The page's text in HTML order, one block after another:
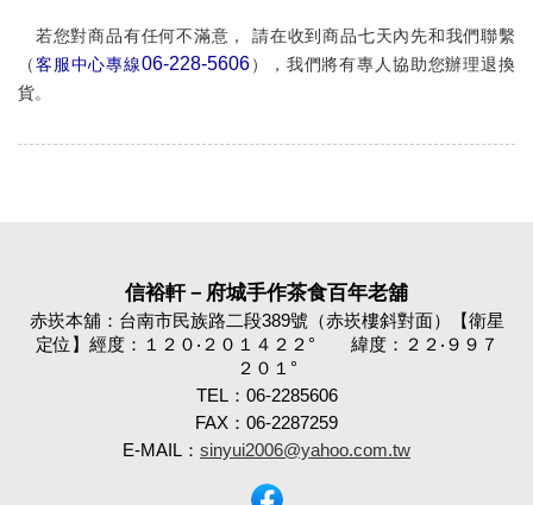
若您對商品有任何不滿意， 請在收到商品七天內先和我們聯繫
（客服中心專線06-228-5606），我們將有專人協助您辦理退換
貨。
信裕軒－府城手作茶食百年老舖
赤崁本舖：台南市民族路二段389號（赤崁樓斜對面）【衛星
定位】經度：１２０‧２０１４２２° 緯度：２２‧９９７
２０１°
TEL：06-2285606
FAX：06-2287259
E-MAIL： sinyui2006@yahoo.com.tw